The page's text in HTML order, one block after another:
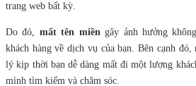
trang web bất kỳ.
Do đó, mất tên miềngây ảnh hưởng
khách hàng về dịch vụ của bạn. Bên cạnh
lý kịp thời bạn dễ dàng mất đi một lượng
mình tìm kiếm và chăm sóc.